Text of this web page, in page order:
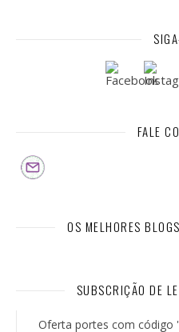
FALE
OS MELHORES
SUBSCRIÇÃO DE
Oferta portes com código